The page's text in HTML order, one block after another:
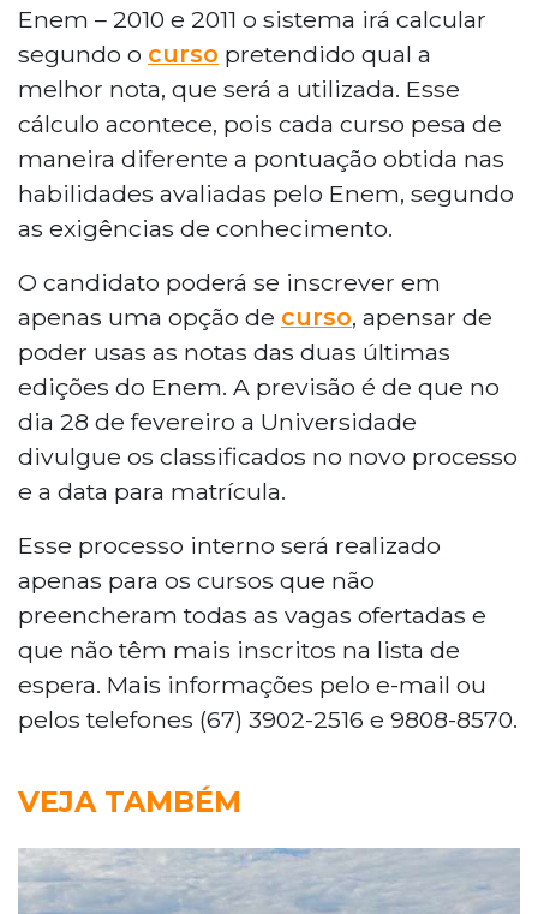
Enem – 2010 e 2011 o sistema irá calcular
segundo o curso pretendido qual a
melhor nota, que será a utilizada. Esse
cálculo acontece, pois cada curso pesa de
maneira diferente a pontuação obtida nas
habilidades avaliadas pelo Enem, segundo
as exigências de conhecimento.
O candidato poderá se inscrever em
apenas uma opção de curso, apensar de
poder usas as notas das duas últimas
edições do Enem. A previsão é de que no
dia 28 de fevereiro a Universidade
divulgue os classificados no novo processo
e a data para matrícula.
Esse processo interno será realizado
apenas para os cursos que não
preencheram todas as vagas ofertadas e
que não têm mais inscritos na lista de
espera. Mais informações pelo e-mail ou
pelos telefones (67) 3902-2516 e 9808-8570.
VEJA TAMBÉM